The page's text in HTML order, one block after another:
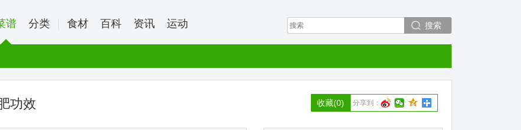
搜索
谱 分类 食材 百科 资讯 运动
功效 分享到：
收藏(0)